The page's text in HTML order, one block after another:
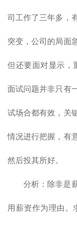
司工作了三年多，
突变，公司的局面
但还要面对显示，
面试问题并非只有
试场合都有效，关
情况进行把握，有
然后投其所好。
分析：除非是
用薪资作为理由。